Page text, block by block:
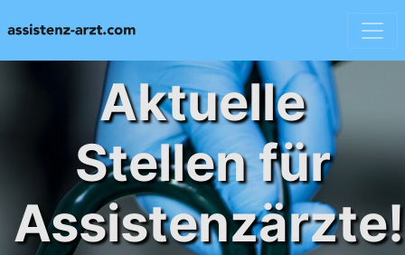
Aktuelle
Stellen für
Assistenzärzte!